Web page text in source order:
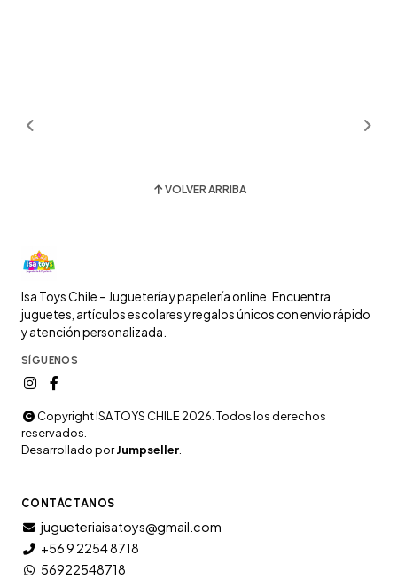
VOLVER ARRIBA
Isa Toys Chile – Juguetería y papelería online. Encuentra
juguetes, artículos escolares y regalos únicos con envío rápido
y atención personalizada.
SÍGUENOS
Copyright ISA TOYS CHILE 2026. Todos los derechos
reservados.
Desarrollado porJumpseller
CONTÁCTANOS
jugueteriaisatoys@gmail.com
+56 9 2254 8718
56922548718